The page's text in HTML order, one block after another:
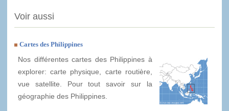
Voir aussi
Cartes des Philippines
Nos différentes cartes des Philippines à
explorer: carte physique, carte routière,
vue satellite. Pour tout savoir sur la
géographie des Philippines.